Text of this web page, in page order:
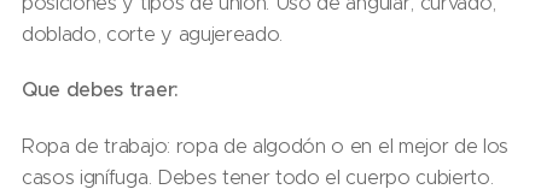
doblado, corte y agujereado.
Que debes traer:
Ropa de trabajo: ropa de algodón o en el mejor de los
casos ignífuga. Debes tener todo el cuerpo cubierto.